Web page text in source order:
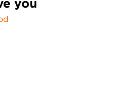
you